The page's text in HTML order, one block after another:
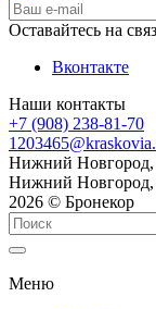
Оставайтесь на
Вконтакте
Наши контакты
+7 (908) 238-81-70
Нижний Новгород,
Нижний Новгород,
2026 © Бронекор
Меню